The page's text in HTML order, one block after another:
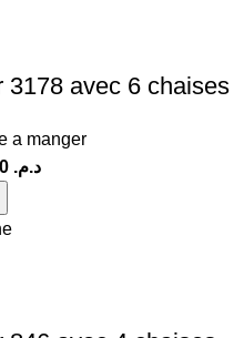
3178 avec 6 chaises
a manger
د.م.